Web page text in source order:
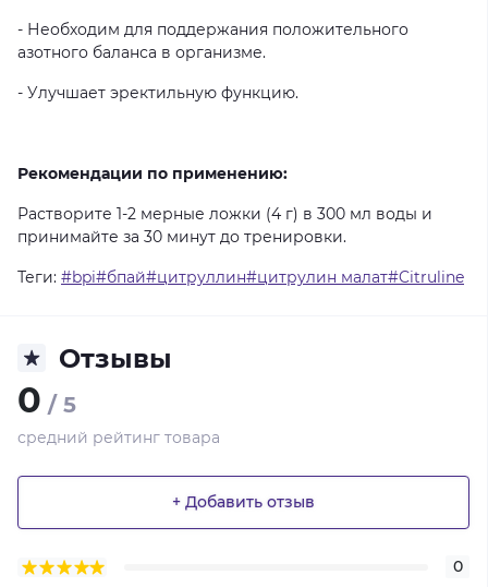
- Необходим для поддержания положительного
азотного баланса в организме.
- Улучшает эректильную функцию.
Рекомендации по применению:
Растворите 1-2 мерные ложки (4 г) в 300 мл воды и
принимайте за 30 минут до тренировки.
Теги: #bpi#бпай#цитруллин#цитрулин малат#Citruline
Отзывы
0 / 5
средний рейтинг товара
+ Добавить отзыв
0